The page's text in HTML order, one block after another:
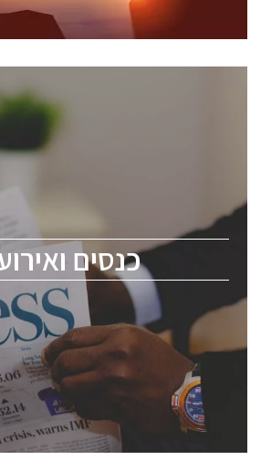
כנסים
כנסים
לכל העוסקים בתעשיית
מומחים מקצועיים
held on May 12-13, 2026. The
for everyone involved in the
industry, including engineers,
and senior executives.
לחץ לפרטים